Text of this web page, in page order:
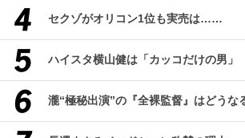
セクゾがオリコン1位も実売は……
ハイスタ横山健は「カッコだけの男」
瀧“極秘出演”の『全裸監督』はどうな